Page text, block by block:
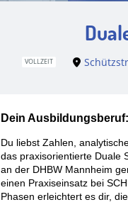
VOLLZEIT
Dein Ausbildungsberuf:
Du liebst Zahlen,
das praxisorientierte Duale
an der DHBW Mannheim
einen Praxiseinsatz bei
Phasen erleichtert es dir,